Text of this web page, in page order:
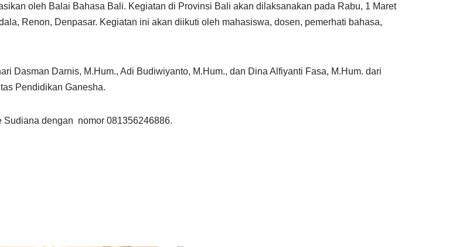
oleh Balai Bahasa Bali. Kegiatan di Provinsi Bali akan dilaksanakan pada Rabu, 1 Maret
Renon, Denpasar. Kegiatan ini akan diikuti oleh mahasiswa, dosen, pemerhati bahasa,
Dasman Darnis, M.Hum., Adi Budiwiyanto, M.Hum., dan Dina Alfiyanti Fasa, M.Hum. dari
Pendidikan Ganesha.
Sudiana dengan nomor 081356246886.